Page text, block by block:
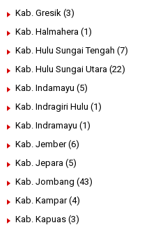
Kab. Gresik (3)
Kab. Halmahera (1)
Kab. Hulu Sungai Tengah (7)
Kab. Hulu Sungai Utara (22)
Kab. Indamayu (5)
Kab. Indragiri Hulu (1)
Kab. Indramayu (1)
Kab. Jember (6)
Kab. Jepara (5)
Kab. Jombang (43)
Kab. Kampar (4)
Kab. Kapuas (3)